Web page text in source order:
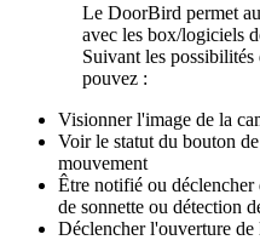
Le DoorBird permet
avec les box/logiciels
Suivant les
pouvez :
Visionner l'image de la
Voir le statut du bouton
mouvement
Être notifié ou déclencher
de sonnette ou détection
Déclencher l'ouverture de